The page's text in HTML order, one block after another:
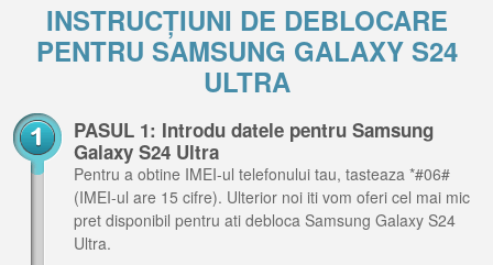
INSTRUCȚIUNI DE DEBLOCARE
PENTRU SAMSUNG GALAXY S24
ULTRA
PASUL 1: Introdu datele pentru Samsung
Galaxy S24 Ultra
Pentru a obtine IMEI-ul telefonului tau, tasteaza *#06#
(IMEI-ul are 15 cifre). Ulterior noi iti vom oferi cel mai mic
pret disponibil pentru ati debloca Samsung Galaxy S24
Ultra.